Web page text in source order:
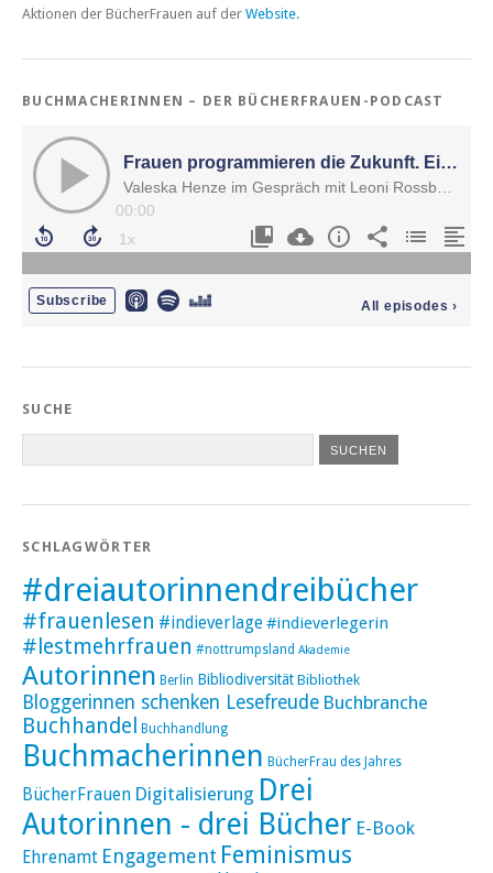
Aktionen der BücherFrauen auf der Website.
BUCHMACHERINNEN – DER BÜCHERFRAUEN-PODCAST
SUCHE
SCHLAGWÖRTER
#dreiautorinnendreibücher
#frauenlesen #indieverlage#indieverlegerin
#lestmehrfrauen #nottrumpsland Akademie
Autorinnen Berlin Bibliodiversität Bibliothek
Bloggerinnen schenken Lesefreude Buchbranche
Buchhandel Buchhandlung
Buchmacherinnen BücherFrau des Jahres
BücherFrauen Digitalisierung Drei
Autorinnen - drei Bücher E-Book
Ehrenamt Engagement Feminismus